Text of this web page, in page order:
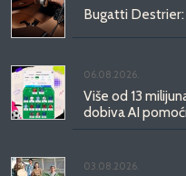
Bugatti
06.08.2026.
Više od 13
dobiva AI
03.08.2026.